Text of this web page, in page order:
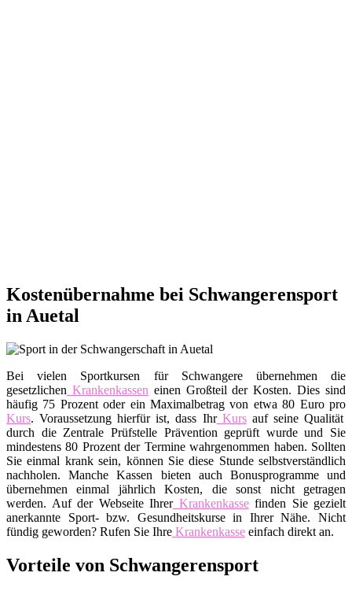
Kostenübernahme bei Schwangerensport
in Auetal
Bei vielen Sportkursen für Schwangere übernehmen die
gesetzlichen Krankenkassen einen Großteil der Kosten. Dies sind
häufig 75 Prozent oder ein Maximalbetrag von etwa 80 Euro pro
Kurs. Voraussetzung hierfür ist, dass IhrKursauf seine Qualität
durch die Zentrale Prüfstelle Prävention geprüft wurde und Sie
mindestens 80 Prozent der Termine wahrgenommen haben. Sollten
Sie einmal krank sein, können Sie diese Stunde selbstverständlich
nachholen. Manche Kassen bieten auch Bonusprogramme und
übernehmen einmal jährlich Kosten, die sonst nicht getragen
werden. Auf der Webseite IhrerKrankenkassefinden Sie gezielt
anerkannte Sport- bzw. Gesundheitskurse in Ihrer Nähe. Nicht
fündig geworden? Rufen Sie Ihre Krankenkasse einfach direkt an.
Vorteile von Schwangerensport